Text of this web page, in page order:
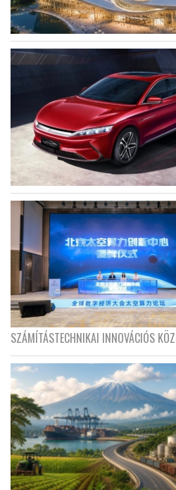
SZÁMÍTÁSTECHNIKAI INNOVÁCIÓS